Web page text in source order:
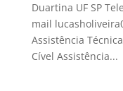
Duartina UF SP
mail
Assistência
Cível Assistência...